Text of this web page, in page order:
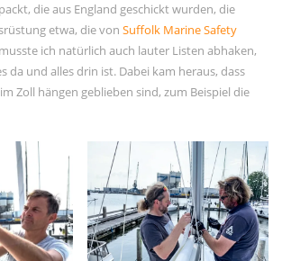
die aus England geschickt wurden, die
etwa, die von Suffolk Marine Safety
ich natürlich auch lauter Listen abhaken,
da und alles drin ist. Dabei kam heraus, dass
Zoll hängen geblieben sind, zum Beispiel die